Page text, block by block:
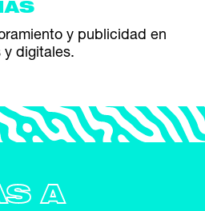
y publicidad en
y digitales.
A